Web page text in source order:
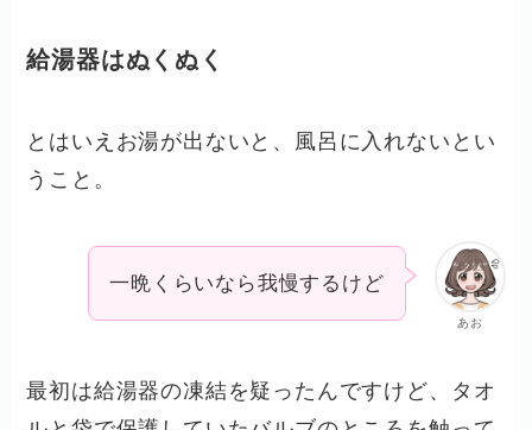
給湯器はぬくぬく
とはいえお湯が出ないと、風呂に入れないとい
うこと。
あお
一晩くらいなら我慢するけど
最初は給湯器の凍結を疑ったんですけど、タオ